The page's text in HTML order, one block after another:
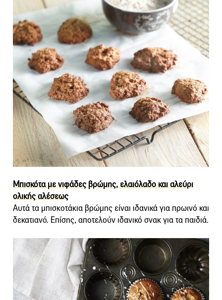
Μπισκότα με νιφάδες βρώμης, ελαιόλαδο και αλεύρι
ολικής αλέσεως
Αυτά τα μπισκοτάκια βρώμης είναι ιδανικά για πρωινό και
δεκατιανό. Επίσης, αποτελούν ιδανικό σνακ για τα παιδιά.